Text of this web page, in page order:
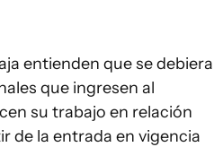
entienden que se debiera
que ingresen al
su trabajo en relación
de la entrada en vigencia